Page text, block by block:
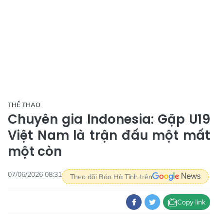
THỂ THAO
Chuyên gia Indonesia: Gặp U19
Việt Nam là trận đấu một mất
một còn
07/06/2026 08:31 Theo dõi Báo Hà Tĩnh trên
Copy link